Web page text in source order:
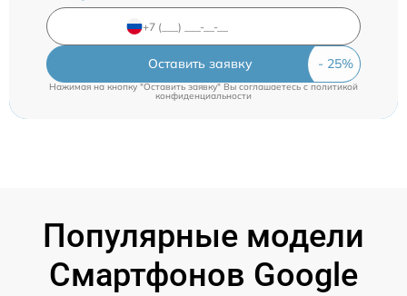
Оставить заявку
Нажимая на кнопку "Оставить заявку" Вы соглашаетесь c политикой
конфиденциальности
Популярные модели
Смартфонов Google